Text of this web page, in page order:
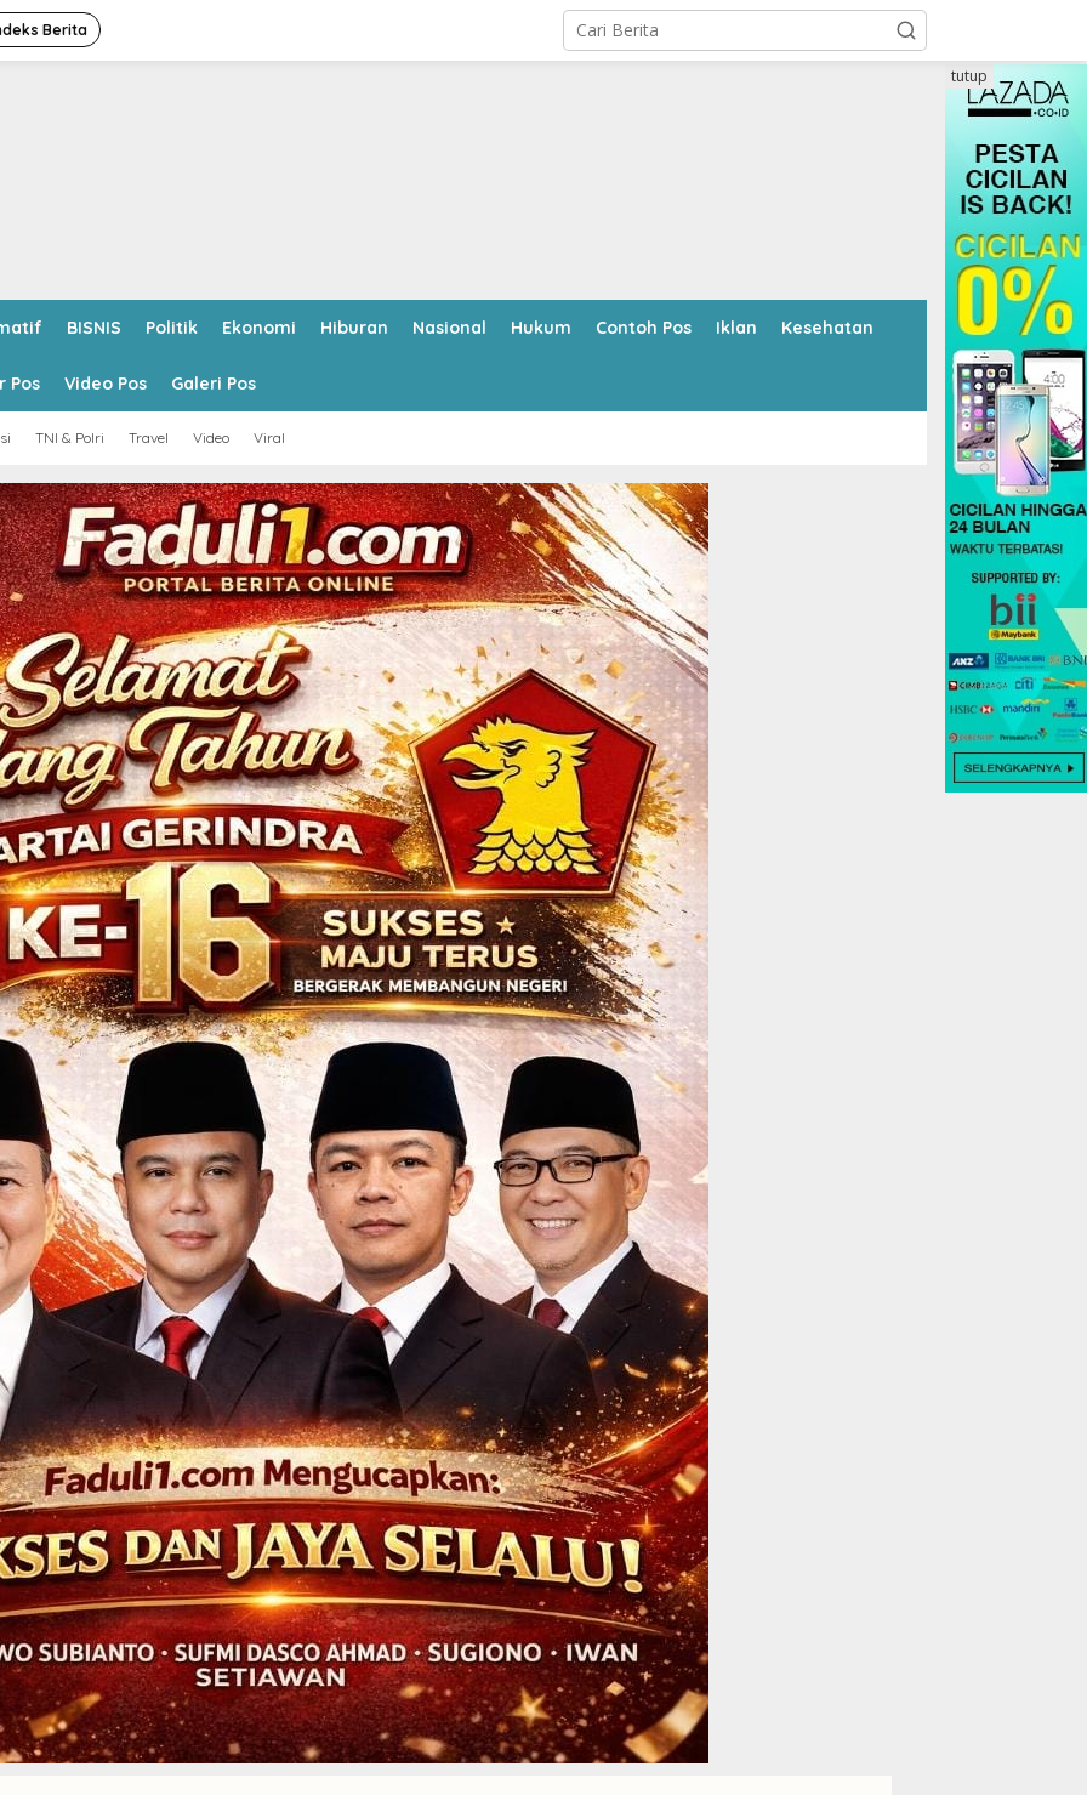
Berita
BISNIS Politik Ekonomi Hiburan Nasional Hukum Contoh Pos Iklan Kesehatan
Pos Video Pos Galeri Pos
TNI & Polri Travel Video Viral
tutup